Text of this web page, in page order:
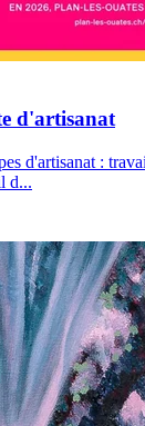
d'artisanat
d'artisanat :
d...